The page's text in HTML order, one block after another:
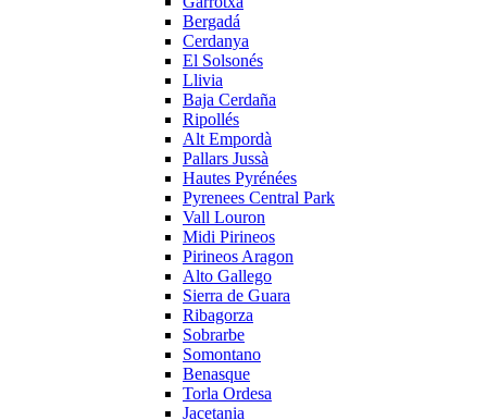
Bergadá
Cerdanya
El Solsonés
Llivia
Baja Cerdaña
Ripollés
Alt Empordà
Pallars Jussà
Hautes Pyrénées
Pyrenees Central Park
Vall Louron
Midi Pirineos
Pirineos Aragon
Alto Gallego
Sierra de Guara
Ribagorza
Sobrarbe
Somontano
Benasque
Torla Ordesa
Jacetania